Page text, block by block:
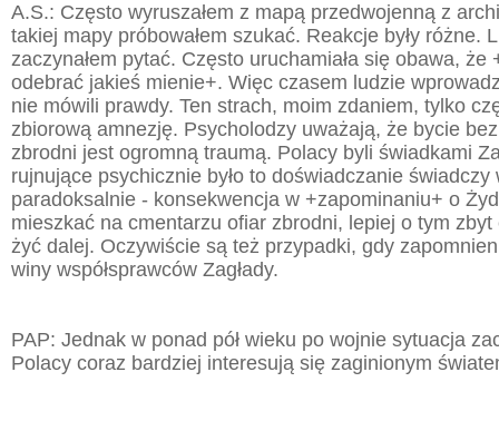
A.S.: Często wyruszałem z mapą przedwojenną z
takiej mapy próbowałem szukać. Reakcje były różne.
zaczynałem pytać. Często uruchamiała się obawa, że
odebrać jakieś mienie+. Więc czasem ludzie
nie mówili prawdy. Ten strach, moim zdaniem, tylko
zbiorową amnezję. Psycholodzy uważają, że bycie
zbrodni jest ogromną traumą. Polacy byli świadkami
rujnujące psychicznie było to doświadczanie świadczy
paradoksalnie - konsekwencja w +zapominaniu+ o
mieszkać na cmentarzu ofiar zbrodni, lepiej o tym
żyć dalej. Oczywiście są też przypadki, gdy
winy współsprawców Zagłady.
PAP: Jednak w ponad pół wieku po wojnie sytuacja
Polacy coraz bardziej interesują się zaginionym